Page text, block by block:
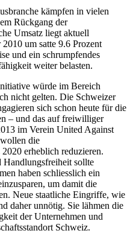
kämpfen in vielen
Rückgang der
Umsatz liegt aktuell
2010 um satte 9.6 Prozent
und ein schrumpfendes
weiter belasten.
würde im Bereich
nicht gelten. Die Schweizer
sich schon heute für die
– und das auf freiwilliger
im Verein United Against
die
erheblich reduzieren.
Handlungsfreiheit sollte
haben schliesslich ein
um damit die
Neue staatliche Eingriffe, wie
daher unnötig. Sie lähmen die
der Unternehmen und
Schweiz.